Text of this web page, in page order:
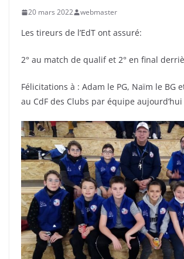
20 mars 2022 webmaster
Les tireurs de l’EdT ont assuré:
2° au match de qualif et 2° en final
Félicitations à : Adam le PG, Naïm le BG
au CdF des Clubs par équipe